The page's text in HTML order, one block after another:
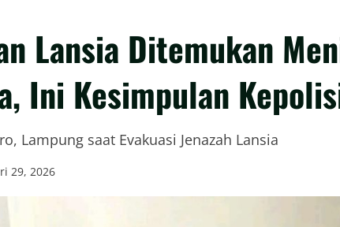
Lansia Ditemukan
Ini Kesimpulan
Lampung saat Evakuasi Jenazah Lansia
29, 2026